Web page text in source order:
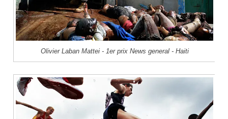
Olivier Laban Mattei - 1er prix News general - Haiti